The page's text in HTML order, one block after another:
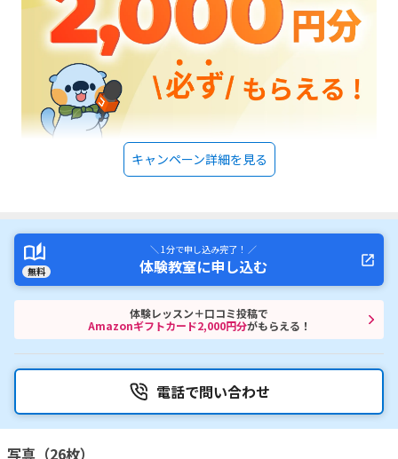
キャンペーン詳細を見る
無料
＼ 1分で申し込み完了！ ／
体験教室に申し込む
体験レッスン＋口コミ投稿で
Amazonギフトカード2,000円分がもらえる！
電話で問い合わせ
写真（26枚）